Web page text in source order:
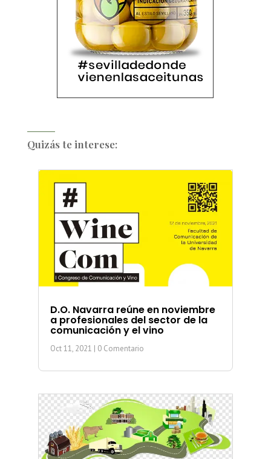
Quizás te interese:
D.O. Navarra reúne en noviembre
a profesionales del sector de la
comunicación y el vino
Oct 11, 2021 | 0 Comentario